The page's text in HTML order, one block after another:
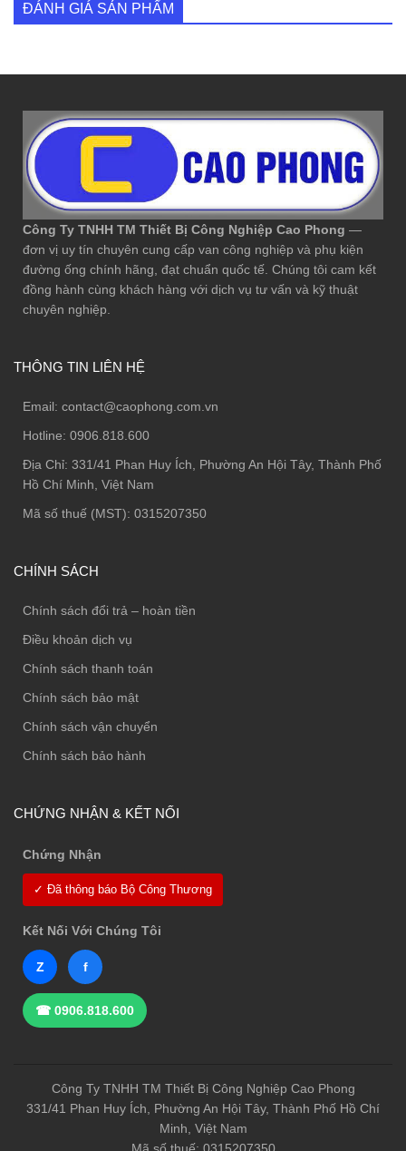
ĐÁNH GIÁ SẢN PHẨM
Công Ty TNHH TM Thiết Bị Công Nghiệp Cao Phong —
đơn vị uy tín chuyên cung cấp van công nghiệp và phụ kiện
đường ống chính hãng, đạt chuẩn quốc tế. Chúng tôi cam kết
đồng hành cùng khách hàng với dịch vụ tư vấn và kỹ thuật
chuyên nghiệp.
THÔNG TIN LIÊN HỆ
Email: contact@caophong.com.vn
Hotline: 0906.818.600
Địa Chỉ: 331/41 Phan Huy Ích, Phường An Hội Tây, Thành Phố
Hồ Chí Minh, Việt Nam
Mã số thuế (MST): 0315207350
CHÍNH SÁCH
Chính sách đổi trả – hoàn tiền
Điều khoản dịch vụ
Chính sách thanh toán
Chính sách bảo mật
Chính sách vận chuyển
Chính sách bảo hành
CHỨNG NHẬN & KẾT NỐI
Chứng Nhận
✓ Đã thông báo Bộ Công Thương
Kết Nối Với Chúng Tôi
Z f
☎ 0906.818.600
Công Ty TNHH TM Thiết Bị Công Nghiệp Cao Phong
331/41 Phan Huy Ích, Phường An Hội Tây, Thành Phố Hồ Chí
Minh, Việt Nam